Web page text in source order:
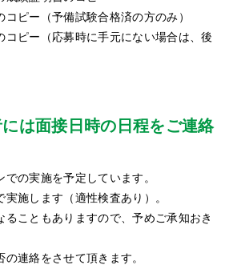
ピー（予備試験合格済の方のみ）
コピー（応募時に手元にない場合は、後
は面接日時の日程をご連絡
の実施を予定しています。
施します（適性検査あり）。
ることもありますので、予めご承知おき
連絡をさせて頂きます。